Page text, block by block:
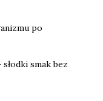
po
smak bez